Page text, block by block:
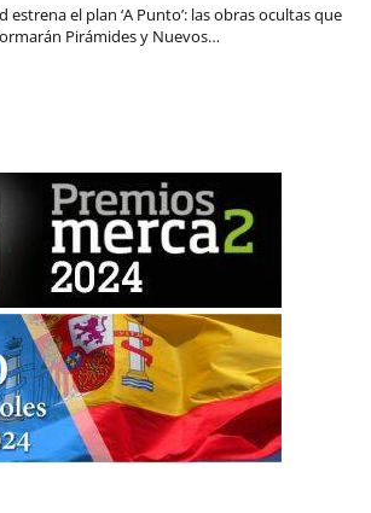
estrena el plan ‘A Punto’: las obras ocultas que
Pirámides y Nuevos…